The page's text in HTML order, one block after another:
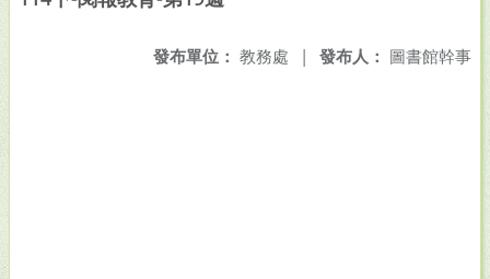
發布人： 圖書館幹事
發布單位： 教務處 |